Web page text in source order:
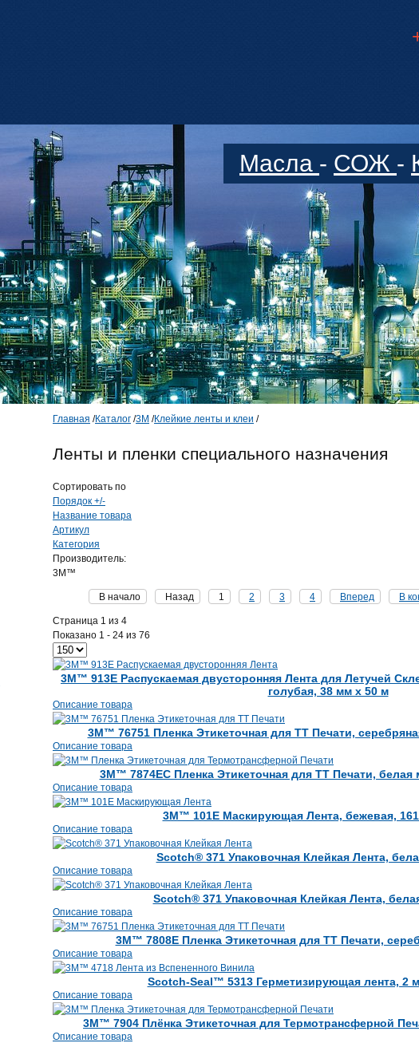
Масла - СОЖ -
Главная /Каталог /3М /Клейкие ленты и клеи /
Ленты и пленки специального назначения
Сортировать по
Порядок +/-
Название товара
Артикул
Категория
Производитель:
3M™
В начало Назад 1 2 3 4 Вперед В
Страница 1 из 4
Показано 1 - 24 из 76
3M™ 913E Распускаемая двусторонняя Лента для Летучей
голубая, 38 мм х 50 м
Описание товара
3M™ 76751 Пленка Этикеточная для ТТ Печати,
Описание товара
3M™ 7874ЕС Пленка Этикеточная для ТТ Печати, белая
Описание товара
3M™ 101Е Маскирующая Лента, бежевая,
Описание товара
Scotch® 371 Упаковочная Клейкая Лента,
Описание товара
Scotch® 371 Упаковочная Клейкая Лента,
Описание товара
3M™ 7808Е Пленка Этикеточная для ТТ Печати,
Описание товара
Scotch-Seal™ 5313 Герметизирующая лента, 2
Описание товара
3M™ 7904 Плёнка Этикеточная для Термотрансферной
Описание товара